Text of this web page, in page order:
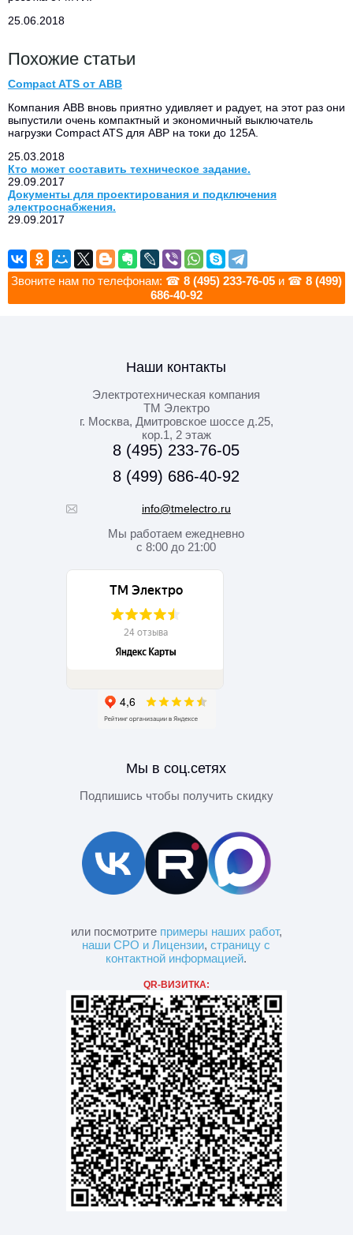
25.06.2018
Похожие статьи
Compact ATS от ABB
Компания ABB вновь приятно удивляет и радует, на этот раз они
выпустили очень компактный и экономичный выключатель
нагрузки Compact ATS для АВР на токи до 125А.
25.03.2018
Кто может составить техническое задание.
29.09.2017
Документы для проектирования и подключения
электроснабжения.
29.09.2017
Звоните нам по телефонам: ☎ 8 (495) 233-76-05 и ☎ 8 (499)
686-40-92
Наши контакты
Электротехническая компания
ТМ Электро
г. Москва, Дмитровское шоссе д.25,
кор.1, 2 этаж
8 (495) 233-76-05
8 (499) 686-40-92
info@tmelectro.ru
Мы работаемежедневно
с 8:00 до 21:00
Мы в соц.сетях
Подпишись чтобы получить скидку
или посмотрите примеры наших работ,
наши СРО и Лицензии,страницу с
контактной информацией.
QR-ВИЗИТКА: